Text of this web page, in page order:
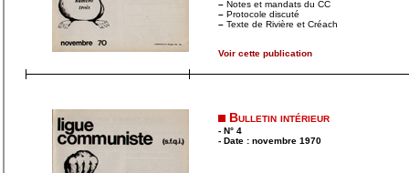
– Notes et mandats du CC
– Protocole discuté
– Texte de Rivière et Créach
Voir cette publication
Bulletin intérieur
- N° 4
- Date : novembre 1970